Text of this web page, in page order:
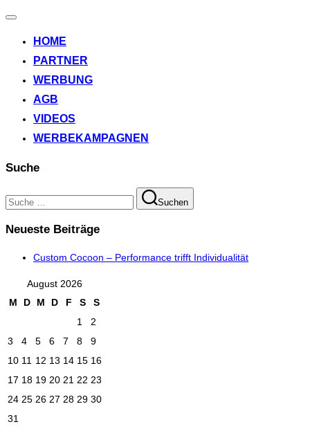
Navigation
HOME
PARTNER
WERBUNG
AGB
VIDEOS
WERBEKAMPAGNEN
Suche
Suchen
nach:
Suchen
Neueste Beiträge
Custom Cocoon – Performance trifft Individualität
August 2026
M
D M D F S
S
1
2
3
4 5 6 7 8
9
10 11 12 13 14 15 16
17 18 19 20 21 22 23
24 25 26 27 28 29 30
31